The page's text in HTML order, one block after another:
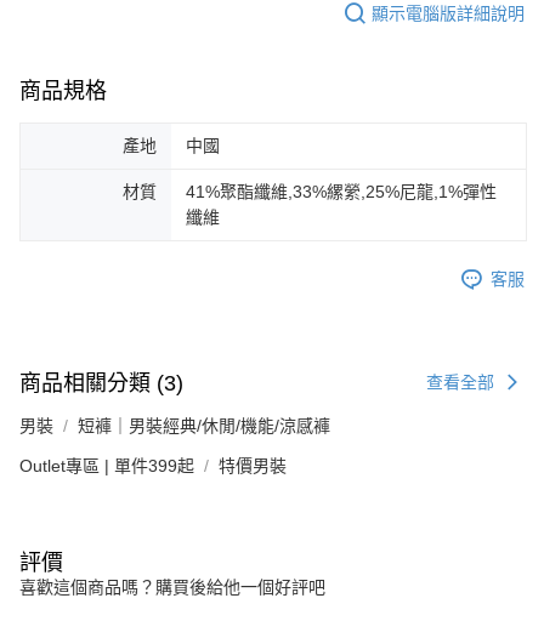
顯示電腦版詳細說明
商品規格
產地 中國
材質
41%聚酯纖維,33%縲縈,25%尼龍,1%彈性
纖維
客服
商品相關分類 (3) 查看全部
男裝 短褲｜男裝經典/休閒/機能/涼感褲
Outlet專區 | 單件399起 特價男裝
評價
喜歡這個商品嗎？購買後給他一個好評吧